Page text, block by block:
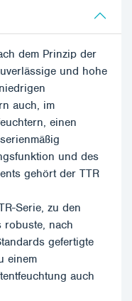
dem Prinzip der
und hohe
auch, im
einen
und des
gehört der TTR
Serie, zu den
robuste, nach
gefertigte
einem
auch